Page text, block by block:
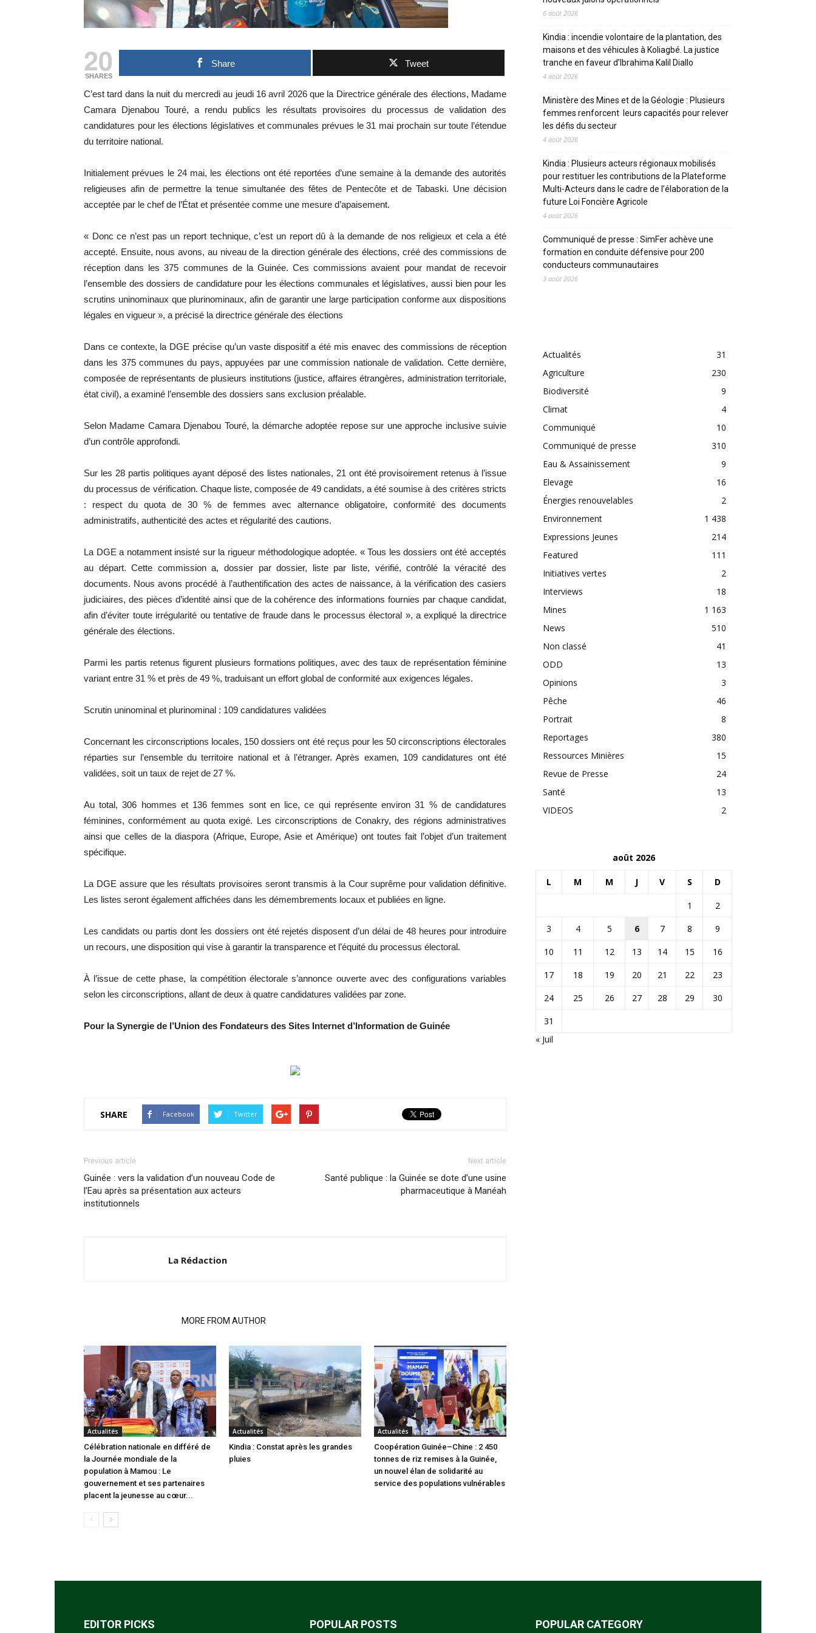
20
SHARES
Share Tweet
C’est tard dans la nuit du mercredi au jeudi 16 avril 2026 que la Directrice générale des élections, Madame
Camara Djenabou Touré, a rendu publics les résultats provisoires du processus de validation des
candidatures pour les élections législatives et communales prévues le 31 mai prochain sur toute l’étendue
du territoire national.
Initialement prévues le 24 mai, les élections ont été reportées d’une semaine à la demande des autorités
religieuses afin de permettre la tenue simultanée des fêtes de Pentecôte et de Tabaski. Une décision
acceptée par le chef de l’État et présentée comme une mesure d’apaisement.
« Donc ce n’est pas un report technique, c’est un report dû à la demande de nos religieux et cela a été
accepté. Ensuite, nous avons, au niveau de la direction générale des élections, créé des commissions de
réception dans les 375 communes de la Guinée. Ces commissions avaient pour mandat de recevoir
l’ensemble des dossiers de candidature pour les élections communales et législatives, aussi bien pour les
scrutins uninominaux que plurinominaux, afin de garantir une large participation conforme aux dispositions
légales en vigueur », a précisé la directrice générale des élections
Dans ce contexte, la DGE précise qu’un vaste dispositif a été mis enavec des commissions de réception
dans les 375 communes du pays, appuyées par une commission nationale de validation. Cette dernière,
composée de représentants de plusieurs institutions (justice, affaires étrangères, administration territoriale,
état civil), a examiné l’ensemble des dossiers sans exclusion préalable.
Selon Madame Camara Djenabou Touré, la démarche adoptée repose sur une approche inclusive suivie
d’un contrôle approfondi.
Sur les 28 partis politiques ayant déposé des listes nationales, 21 ont été provisoirement retenus à l’issue
du processus de vérification. Chaque liste, composée de 49 candidats, a été soumise à des critères stricts
: respect du quota de 30 % de femmes avec alternance obligatoire, conformité des documents
administratifs, authenticité des actes et régularité des cautions.
La DGE a notamment insisté sur la rigueur méthodologique adoptée. « Tous les dossiers ont été acceptés
au départ. Cette commission a, dossier par dossier, liste par liste, vérifié, contrôlé la véracité des
documents. Nous avons procédé à l’authentification des actes de naissance, à la vérification des casiers
judiciaires, des pièces d’identité ainsi que de la cohérence des informations fournies par chaque candidat,
afin d’éviter toute irrégularité ou tentative de fraude dans le processus électoral », a expliqué la directrice
générale des élections.
Parmi les partis retenus figurent plusieurs formations politiques, avec des taux de représentation féminine
variant entre 31 % et près de 49 %, traduisant un effort global de conformité aux exigences légales.
Scrutin uninominal et plurinominal : 109 candidatures validées
Concernant les circonscriptions locales, 150 dossiers ont été reçus pour les 50 circonscriptions électorales
réparties sur l’ensemble du territoire national et à l’étranger. Après examen, 109 candidatures ont été
validées, soit un taux de rejet de 27 %.
Au total, 306 hommes et 136 femmes sont en lice, ce qui représente environ 31 % de candidatures
féminines, conformément au quota exigé. Les circonscriptions de Conakry, des régions administratives
ainsi que celles de la diaspora (Afrique, Europe, Asie et Amérique) ont toutes fait l’objet d’un traitement
spécifique.
La DGE assure que les résultats provisoires seront transmis à la Cour suprême pour validation définitive.
Les listes seront également affichées dans les démembrements locaux et publiées en ligne.
Les candidats ou partis dont les dossiers ont été rejetés disposent d’un délai de 48 heures pour introduire
un recours, une disposition qui vise à garantir la transparence et l’équité du processus électoral.
À l’issue de cette phase, la compétition électorale s’annonce ouverte avec des configurations variables
selon les circonscriptions, allant de deux à quatre candidatures validées par zone.
Pour la Synergie de l’Union des Fondateurs des Sites Internet d’Information de Guinée
SHARE Facebook Twitter
Previous article
Guinée : vers la validation d’un nouveau Code de
l’Eau après sa présentation aux acteurs
institutionnels
Next article
Santé publique : la Guinée se dote d’une usine
pharmaceutique à Manéah
La Rédaction
MORE FROM AUTHOR
Actualités
Célébration nationale en différé de
la Journée mondiale de la
population à Mamou : Le
gouvernement et ses partenaires
placent la jeunesse au cœur...
Actualités
Kindia : Constat après les grandes
pluies
Actualités
Coopération Guinée–Chine : 2 450
tonnes de riz remises à la Guinée,
un nouvel élan de solidarité au
service des populations vulnérables
6 août 2026
Kindia : incendie volontaire de la plantation, des
maisons et des véhicules à Koliagbé. La justice
tranche en faveur d’Ibrahima Kalil Diallo
4 août 2026
Ministère des Mines et de la Géologie : Plusieurs
femmes renforcent leurs capacités pour relever
les défis du secteur
4 août 2026
Kindia : Plusieurs acteurs régionaux mobilisés
pour restituer les contributions de la Plateforme
Multi-Acteurs dans le cadre de l’élaboration de la
future Loi Foncière Agricole
4 août 2026
Communiqué de presse : SimFer achève une
formation en conduite défensive pour 200
conducteurs communautaires
3 août 2026
Actualités
31
Agriculture
230
Biodiversité
9
Climat
4
Communiqué
10
Communiqué de presse
310
Eau & Assainissement
9
Elevage
16
Énergies renouvelables
2
Environnement
1 438
Expressions Jeunes
214
Featured
111
Initiatives vertes
2
Interviews
18
Mines
1 163
News
510
Non classé
41
ODD
13
Opinions
3
Pêche
46
Portrait
8
Reportages
380
Ressources Minières
15
Revue de Presse
24
Santé
13
VIDEOS
2
août 2026
L M M J V S D
1
2
3
4 5 6 7 8
9
10
11 12 13 14 15
16
17
18 19 20 21 22
23
24
25 26 27 28 29
30
31
« Juil
EDITOR PICKS POPULAR POSTS POPULAR CATEGORY